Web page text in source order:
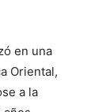
en una
Oriental,
a la